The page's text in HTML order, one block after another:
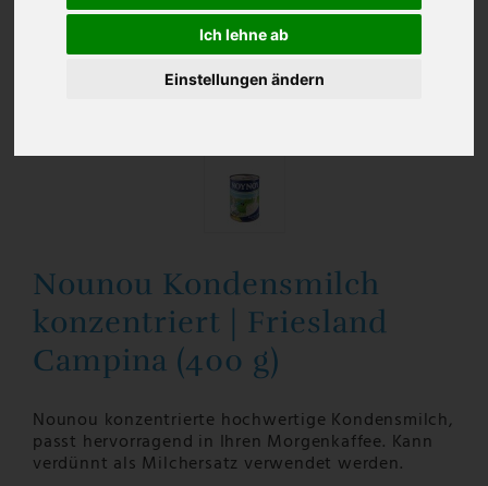
Ich lehne ab
Einstellungen ändern
Nounou Kondensmilch
konzentriert | Friesland
Campina (400 g)
Nounou konzentrierte hochwertige Kondensmilch,
passt hervorragend in Ihren Morgenkaffee. Kann
verdünnt als Milchersatz verwendet werden.